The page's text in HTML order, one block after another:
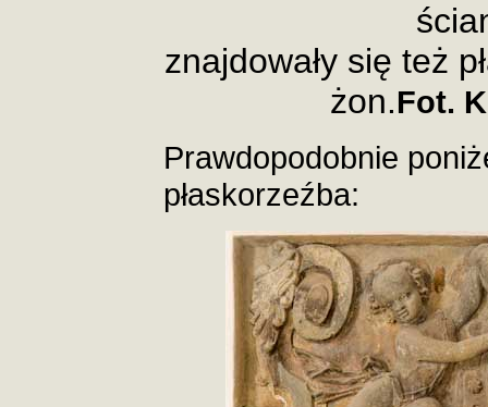
znajdowały się też
żon.Fot.
Prawdopodobnie
płaskorzeźba: